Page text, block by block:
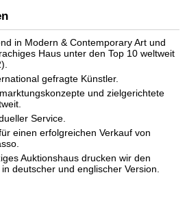
- Lot 380
assise, 1967
€ 709.000
in Modern & Contemporary Art und
Haus unter den Top 10 weltweit
gefragte Künstler.
und zielgerichtete
Service.
einen erfolgreichen Verkauf von
Auktionshaus drucken wir den
deutscher und englischer Version.